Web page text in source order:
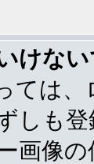
けな
ては
しも
画像